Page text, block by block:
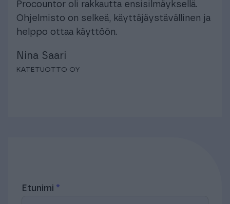
Procountor oli rakkautta ensisilmäyksellä.
Ohjelmisto on selkeä, käyttäjäystävällinen ja
helppo ottaa käyttöön.
Nina Saari
KATETUOTTO OY
Etunimi